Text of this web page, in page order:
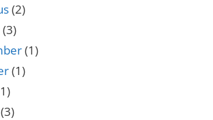
(2)
(3)
(1)
(1)
(3)